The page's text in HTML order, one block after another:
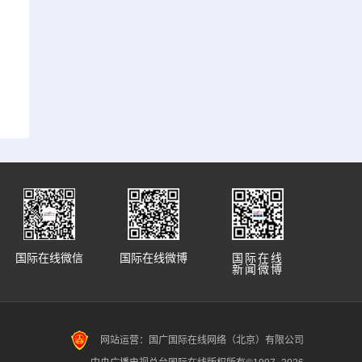
国际在线
新闻微博
国际在线微博
国际在线微信
网站运营：国广国际在线网络（北京）有限公司